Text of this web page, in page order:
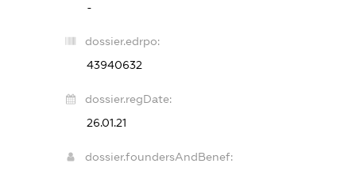
-
dossier.edrpo:
43940632
dossier.regDate:
26.01.21
dossier.foundersAndBenef: